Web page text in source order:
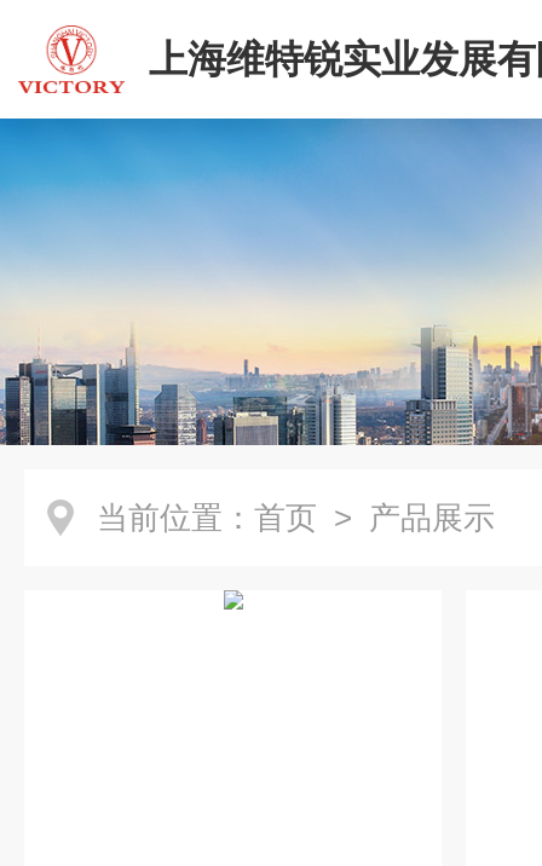
上海维特锐实业发展
当前位置： 首页 > 产品展示